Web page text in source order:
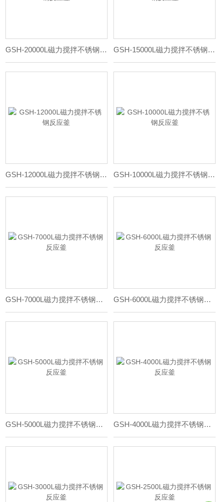
GSH-20000L磁力搅拌不锈钢反应釜 GSH-15000L磁力搅拌不锈钢反应釜
GSH-12000L磁力搅拌不锈钢反应釜 GSH-10000L磁力搅拌不锈钢反应釜
GSH-7000L磁力搅拌不锈钢反应釜 GSH-6000L磁力搅拌不锈钢反应釜
GSH-5000L磁力搅拌不锈钢反应釜 GSH-4000L磁力搅拌不锈钢反应釜